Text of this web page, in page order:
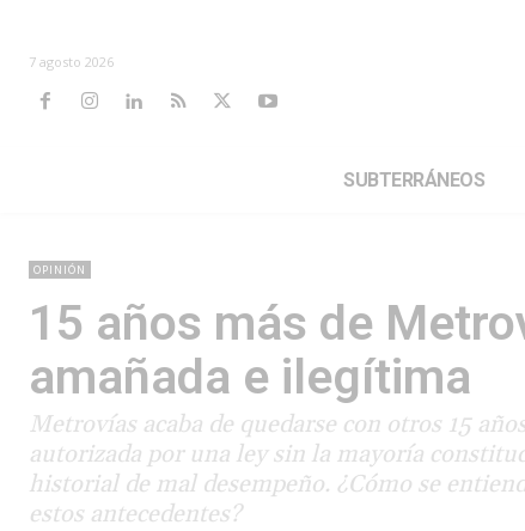
7 agosto 2026
SUBTERRÁNEOS
OPINIÓN
15 años más de
amañada e ilegítima
Metrovías acaba de quedarse con otros 15
autorizada por una ley sin la mayoría
historial de mal desempeño. ¿Cómo se
estos antecedentes?